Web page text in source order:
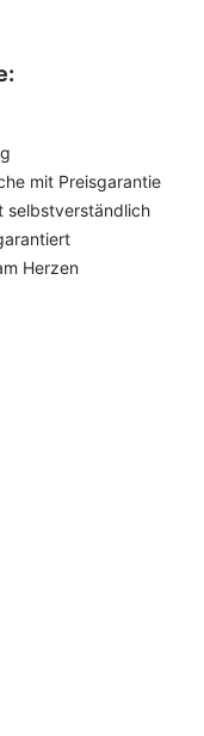
mit Preisgarantie
selbstverständlich
Herzen